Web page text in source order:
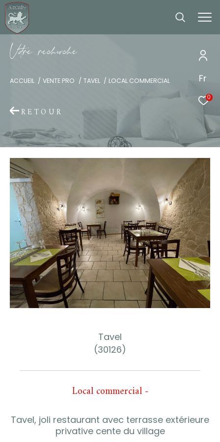
Fr
0
Vore recece
ACCUEIL VENTE PRO TAVEL LOCAL COMMERCIAL
RETOUR
Tavel
(30126)
Local commercial -
Tavel, joli restaurant avec terrasse extérieure
privative cente du village